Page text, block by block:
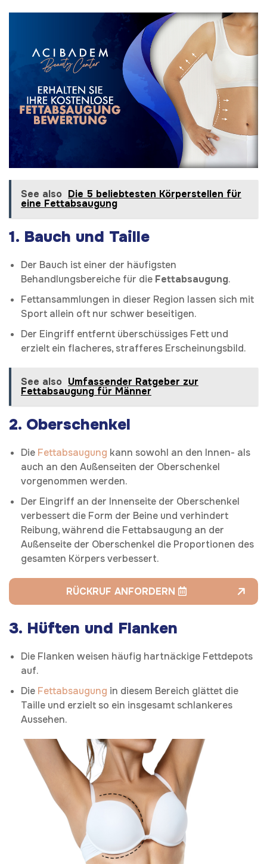
See also Die 5 beliebtesten Körperstellen für
eine Fettabsaugung
1. Bauch und Taille
Der Bauch ist einer der häufigsten
Behandlungsbereiche für die Fettabsaugung.
Fettansammlungen in dieser Region lassen sich mit
Sport allein oft nur schwer beseitigen.
Der Eingriff entfernt überschüssiges Fett und
erzielt ein flacheres, strafferes Erscheinungsbild.
See also Umfassender Ratgeber zur
Fettabsaugung für Männer
2. Oberschenkel
Die Fettabsaugung kann sowohl an den Innen- als
auch an den Außenseiten der Oberschenkel
vorgenommen werden.
Der Eingriff an der Innenseite der Oberschenkel
verbessert die Form der Beine und verhindert
Reibung, während die Fettabsaugung an der
Außenseite der Oberschenkel die Proportionen des
gesamten Körpers verbessert.
RÜCKRUF ANFORDERN
3. Hüften und Flanken
Die Flanken weisen häufig hartnäckige Fettdepots
auf.
Die Fettabsaugung in diesem Bereich glättet die
Taille und erzielt so ein insgesamt schlankeres
Aussehen.